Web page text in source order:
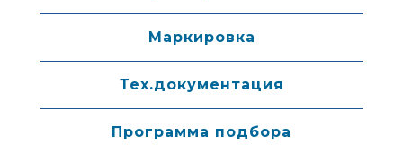
Маркировка
Тех.документация
Программа подбора